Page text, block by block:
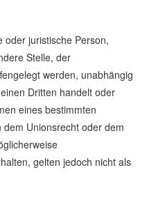
oder juristische Person,
Stelle, der
werden, unabhängig
Dritten handelt oder
eines bestimmten
Unionsrecht oder dem
gelten jedoch nicht als